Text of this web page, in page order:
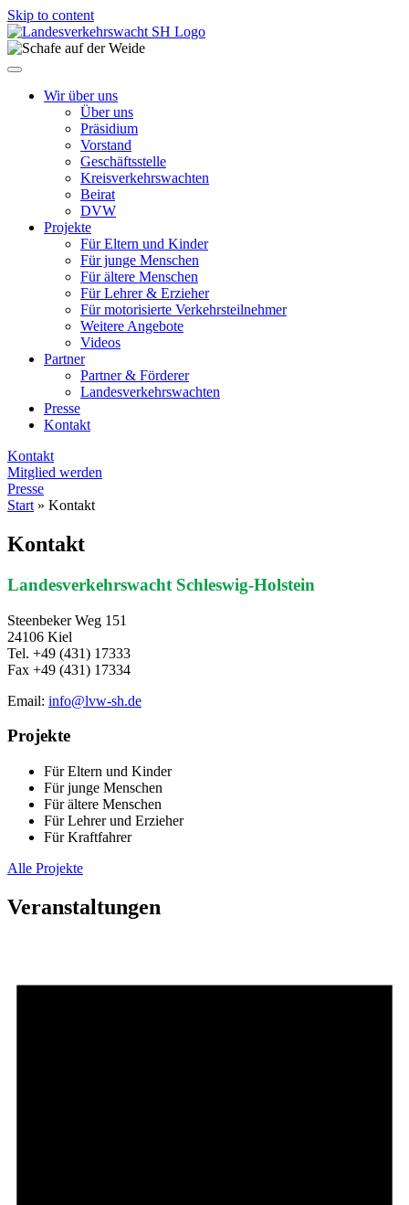
Skip to content
Wir über uns
Über uns
Präsidium
Vorstand
Geschäftsstelle
Kreisverkehrswachten
Beirat
DVW
Projekte
Für Eltern und Kinder
Für junge Menschen
Für ältere Menschen
Für Lehrer & Erzieher
Für motorisierte Verkehrsteilnehmer
Weitere Angebote
Videos
Partner
Partner & Förderer
Landesverkehrswachten
Presse
Kontakt
Kontakt
Mitglied werden
Presse
Start » Kontakt
Kontakt
Landesverkehrswacht Schleswig-Holstein
Steenbeker Weg 151
24106 Kiel
Tel. +49 (431) 17333
Fax +49 (431) 17334
Email: info@lvw-sh.de
Projekte
Für Eltern und Kinder
Für junge Menschen
Für ältere Menschen
Für Lehrer und Erzieher
Für Kraftfahrer
Alle Projekte
Veranstaltungen